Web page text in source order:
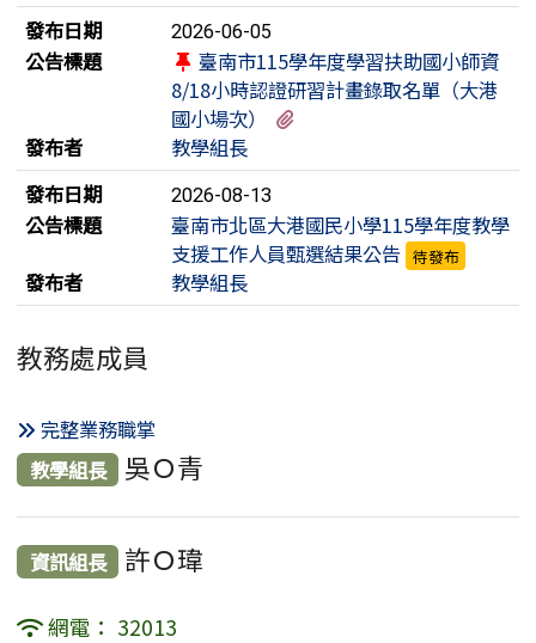
發布日期
2026-06-05
公告標題
臺南市115學年度學習扶助國小師資
8/18小時認證研習計畫錄取名單（大港
國小場次）
發布者
教學組長
發布日期
2026-08-13
公告標題
臺南市北區大港國民小學115學年度教學
支援工作人員甄選結果公告 待發布
發布者 教學組長
教務處成員
完整業務職掌
教學組長
吳Ｏ青
資訊組長 許Ｏ瑋
網電： 32013